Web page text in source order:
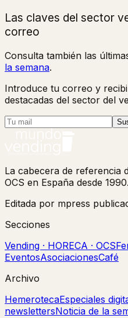
Las claves del sector
correo
Consulta también las
la semana.
Introduce tu correo y
destacadas del sector del
La cabecera de referencia
OCS en España desde 1990.
Editada por mpress
Secciones
Vending · HORECA · OCS
EventosAsociacionesCafé
Archivo
HemerotecaEspeciales
newslettersNoticia de la